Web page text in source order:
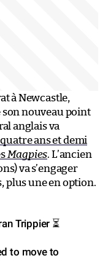
à Newcastle,
nouveau point
anglais va
ans et demi
Magpies. L’ancien
va s’engager
plus une en option.
Trippier ⏳
to move to